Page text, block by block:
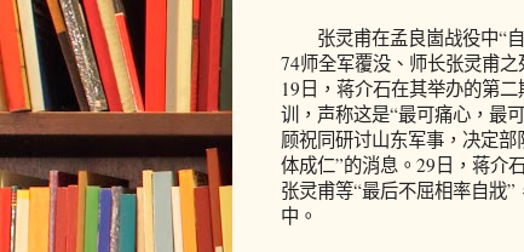
张灵甫在孟良崮战役中“自
74师全军覆没、师长张灵甫
19日，蒋介石在其举办的第
训，声称这是“最可痛心，最
顾祝同研讨山东军事，决定
体成仁”的消息。29日，蒋介
张灵甫等“最后不屈相率自戕
中。